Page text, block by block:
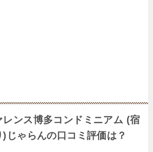
レンス博多コンドミニアム (宿
じゃらんの口コミ評価は？